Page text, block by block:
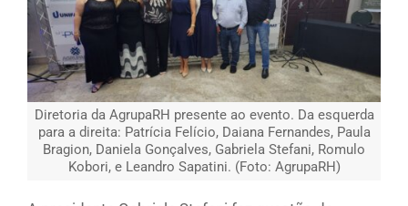
Diretoria da AgrupaRH presente ao evento. Da esquerda
para a direita: Patrícia Felício, Daiana Fernandes, Paula
Bragion, Daniela Gonçalves, Gabriela Stefani, Romulo
Kobori, e Leandro Sapatini. (Foto: AgrupaRH)